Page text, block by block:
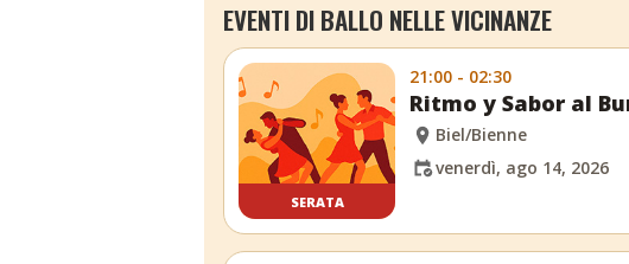
EVENTI DI BALLO NELLE VICINANZE
SERATA
21:00 - 02:30
Ritmo y Sabor al
Biel/Bienne
venerdì, ago 14, 2026